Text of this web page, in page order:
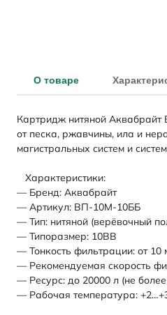
О товаре
Картридж нитяной
от песка, ржавчины, ила и
магистральных систем и
Характеристики:
— Бренд: Аквабрайт
— Артикул: ВП-10М-10ББ
— Тип: нитяной (верёвочный
— Типоразмер: 10BB
— Тонкость фильтрации: от 10
— Рекомендуемая скорость
— Ресурс: до 20000 л (не
— Рабочая температура: